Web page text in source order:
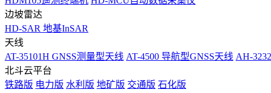
边坡雷达
HD-SAR 地基InSAR
天线
AT-35101H GNSS测量型天线 AT-4500 导航型GNSS天线 AH-
北斗云平台
铁路版 电力版 水利版 地矿版 交通版 石化版